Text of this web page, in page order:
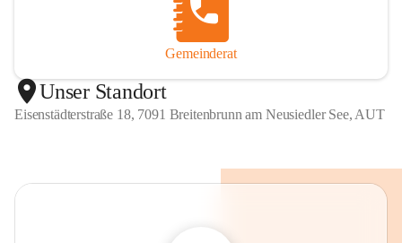
Gemeinderat
Unser Standort
Eisenstädterstraße 18, 7091 Breitenbrunn am Neusiedler See, AUT